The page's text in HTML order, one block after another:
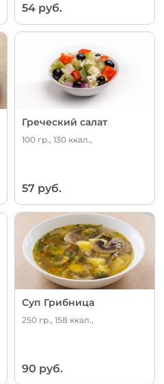
54 руб.
Греческий салат
100 гр., 130 ккал.,
57 руб.
Суп Грибница
250 гр., 158 ккал.,
90 руб.